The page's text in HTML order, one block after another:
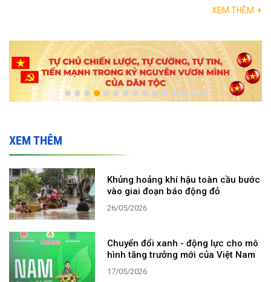
XEM THÊM +
XEM THÊM
Khủng hoảng khí hậu toàn cầu bước
vào giai đoạn báo động đỏ
26/05/2026
Chuyển đổi xanh - động lực cho mô
hình tăng trưởng mới của Việt Nam
17/05/2026